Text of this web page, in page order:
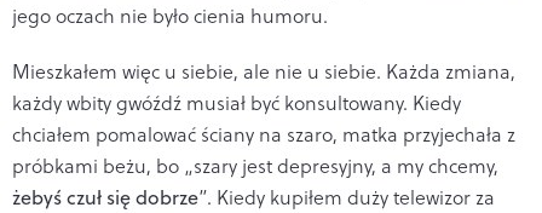
jego oczach nie było cienia humoru.
Mieszkałem więc u siebie, ale nie u siebie. Każda zmiana,
każdy wbity gwóźdź musiał być konsultowany. Kiedy
chciałem pomalować ściany na szaro, matka przyjechała z
próbkami beżu, bo „szary jest depresyjny, a my chcemy,
żebyś czuł się dobrze”. Kiedy kupiłem duży telewizor za